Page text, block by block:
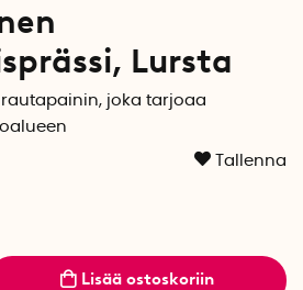
Lursta
joka tarjoaa
Tallenna
Lisää ostoskoriin